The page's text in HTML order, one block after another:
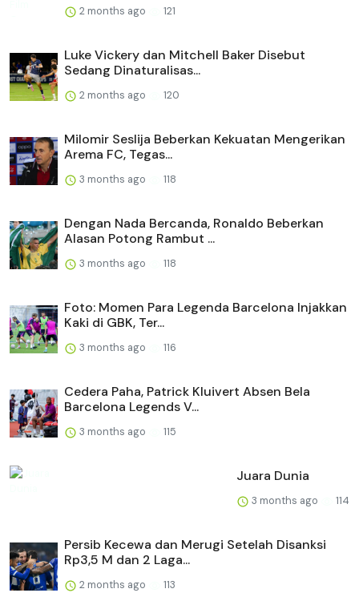
2 months ago 121
Luke Vickery dan Mitchell Baker Disebut
Sedang Dinaturalisas...
2 months ago 120
Milomir Seslija Beberkan Kekuatan Mengerikan
Arema FC, Tegas...
3 months ago 118
Dengan Nada Bercanda, Ronaldo Beberkan
Alasan Potong Rambut ...
3 months ago 118
Foto: Momen Para Legenda Barcelona Injakkan
Kaki di GBK, Ter...
3 months ago 116
Cedera Paha, Patrick Kluivert Absen Bela
Barcelona Legends V...
3 months ago 115
Juara Dunia
3 months ago 114
Persib Kecewa dan Merugi Setelah Disanksi
Rp3,5 M dan 2 Laga...
2 months ago 113